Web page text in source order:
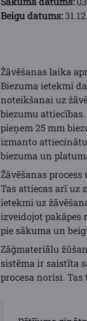
Beigu datums:
Žāvēšanas laika
Biezuma ietekmi
noteikšanai uz
biezumu
pieņem 25 mm
izmanto
biezuma un
Žāvēšanas
Tas attiecas arī uz
ietekmi uz
izveidojot
pie sākuma un
Zāģmateriālu
sistēma ir saistīta
procesa norisi.